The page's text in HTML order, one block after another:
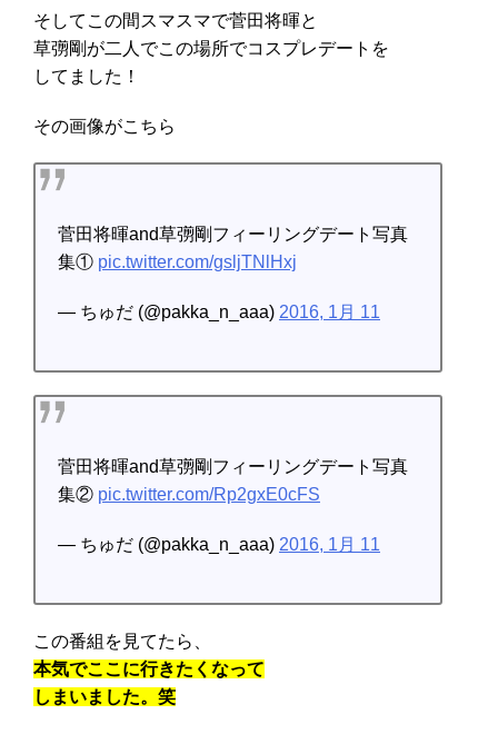
そしてこの間スマスマで菅田将暉と
草彅剛が二人でこの場所でコスプレデートを
してました！
その画像がこちら
菅田将暉and草彅剛フィーリングデート写真
集① pic.twitter.com/gsljTNlHxj
— ちゅだ (@pakka_n_aaa) 2016, 1月 11
菅田将暉and草彅剛フィーリングデート写真
集② pic.twitter.com/Rp2gxE0cFS
— ちゅだ (@pakka_n_aaa) 2016, 1月 11
この番組を見てたら、
本気でここに行きたくなって
しまいました。笑